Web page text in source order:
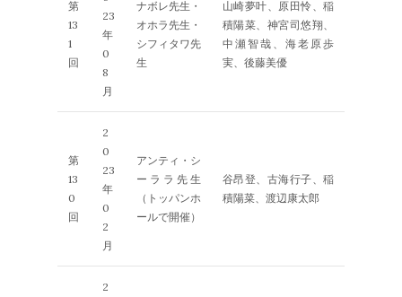
第
13
1
回
23
年
0
8
月
ナボレ先生・
オホラ先生・
シフィタワ先
生
山崎夢叶、原田怜、稲
積陽菜、神宮司悠翔、
中瀬智哉、海老原歩
実、後藤美優
第
13
0
回
2
0
23
年
0
2
月
アンティ・シ
ーララ先生
（トッパンホ
ールで開催）
谷昂登、古海行子、稲
積陽菜、渡辺康太郎
2